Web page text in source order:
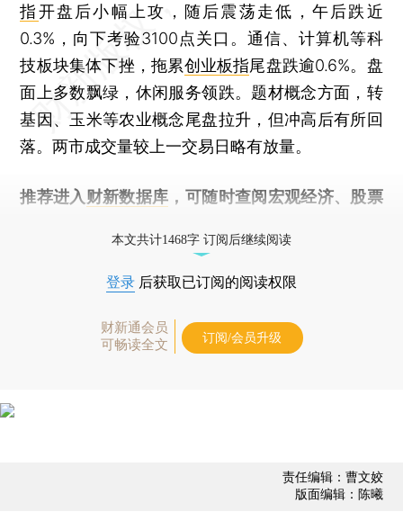
指开盘后小幅上攻，随后震荡走低，午后跌近
0.3%，向下考验3100点关口。通信、计算机等科
技板块集体下挫，拖累创业板指尾盘跌逾0.6%。盘
面上多数飘绿，休闲服务领跌。题材概念方面，转
基因、玉米等农业概念尾盘拉升，但冲高后有所回
落。两市成交量较上一交易日略有放量。
推荐进入 财新数据库 ，可随时查阅宏观经济、股票
本文共计1468字 订阅后继续阅读
登录 后获取已订阅的阅读权限
财新通会员
可畅读全文
订阅/会员升级
责任编辑：曹文姣
版面编辑：陈曦